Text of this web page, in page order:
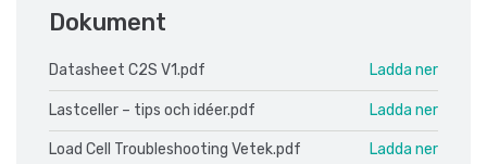
Dokument
Datasheet C2S V1.pdf Ladda ner
Lastceller – tips och idéer.pdf Ladda ner
Load Cell Troubleshooting Vetek.pdf Ladda ner